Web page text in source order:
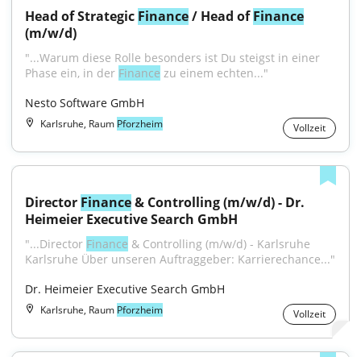
Head of Strategic Finance / Head of Finance
(m/w/d)
"...Warum diese Rolle besonders ist Du steigst in einer
Phase ein, in der Finance zu einem echten..."
Nesto Software GmbH
Karlsruhe, Raum Pforzheim Vollzeit
Director Finance & Controlling (m/w/d) - Dr.
Heimeier Executive Search GmbH
"...Director Finance & Controlling (m/w/d) - Karlsruhe
Karlsruhe Über unseren Auftraggeber: Karrierechance..."
Dr. Heimeier Executive Search GmbH
Karlsruhe, Raum Pforzheim Vollzeit